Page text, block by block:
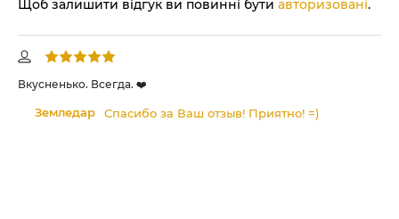
Вкусненько. Всегда. ❤️
Земледар Спасибо за Ваш отзыв! Приятно! =)
Щоб залишити відгук ви повинні бути авторизовані.